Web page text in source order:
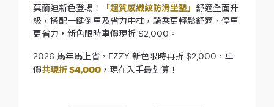
莫蘭迪新色登場！
「超質感織紋防滑坐墊」 舒適全面升
級，搭配一鍵倒車及省力中柱，騎乘更輕鬆舒適、停車
更省力，新色限時車價現折 $2,000。
2026 馬年馬上省，EZZY 新色限時再折 $2,000，車
價共現折 $4,000 ，現在入手最划算！